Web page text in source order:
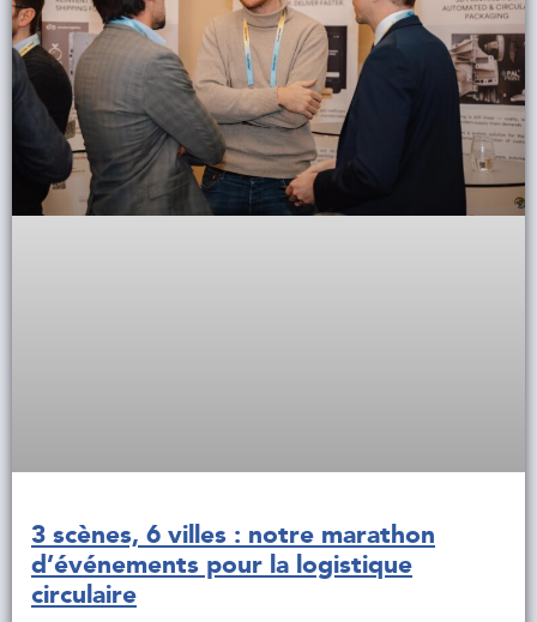
3 scènes, 6 villes : notre marathon
d’événements pour la logistique
circulaire